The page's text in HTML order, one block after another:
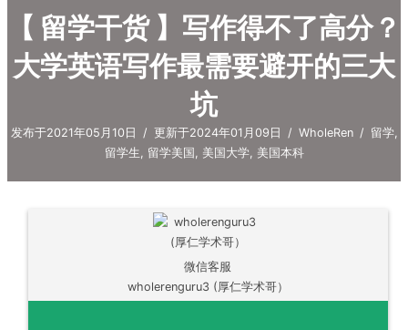
【 留学干货 】写作得不了高分？
大学英语写作最需要避开的三大
坑
发布于2021年05月10日 / 更新于2024年01月09日 / WholeRen / 留学,
留学生, 留学美国 , 美国大学, 美国本科
微信客服
wholerenguru3 (厚仁学术哥）